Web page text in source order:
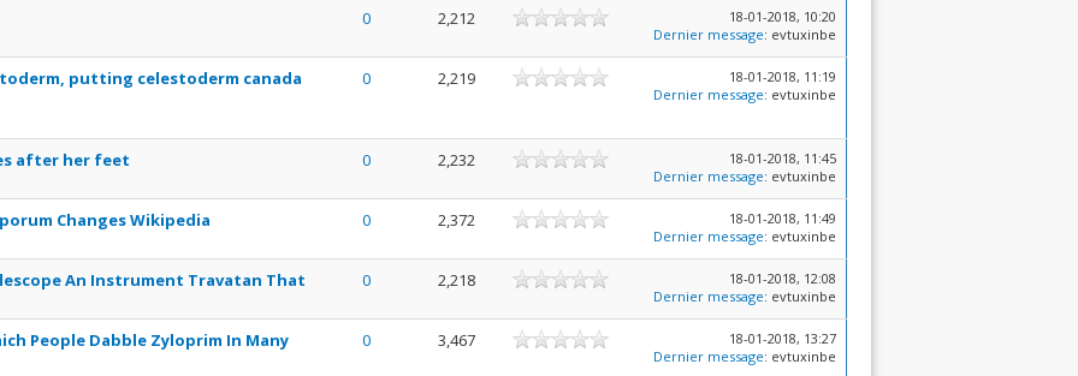
0 2,212
18-01-2018, 10:20
Dernier message: evtuxinbe
putting celestoderm canada
0 2,219
18-01-2018, 11:19
Dernier message: evtuxinbe
after her feet 0 2,232
18-01-2018, 11:45
Dernier message: evtuxinbe
Changes Wikipedia 0 2,372
18-01-2018, 11:49
Dernier message: evtuxinbe
An Instrument Travatan That 0 2,218
18-01-2018, 12:08
Dernier message: evtuxinbe
People Dabble Zyloprim In Many 0 3,467
18-01-2018, 13:27
Dernier message: evtuxinbe